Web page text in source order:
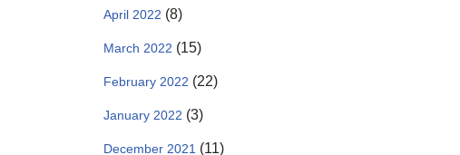
April 2022 (8)
March 2022 (15)
February 2022 (22)
January 2022 (3)
December 2021 (11)